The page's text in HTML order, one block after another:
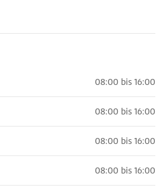
08:00 bis 16:00
08:00 bis 16:00
08:00 bis 16:00
08:00 bis 16:00